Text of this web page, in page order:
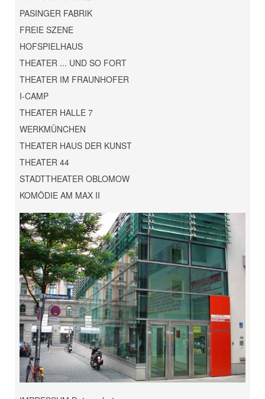
PASINGER FABRIK
FREIE SZENE
HOFSPIELHAUS
THEATER ... UND SO FORT
THEATER IM FRAUNHOFER
I-CAMP
THEATER HALLE 7
WERKMÜNCHEN
THEATER HAUS DER KUNST
THEATER 44
STADTTHEATER OBLOMOW
KOMÖDIE AM MAX II